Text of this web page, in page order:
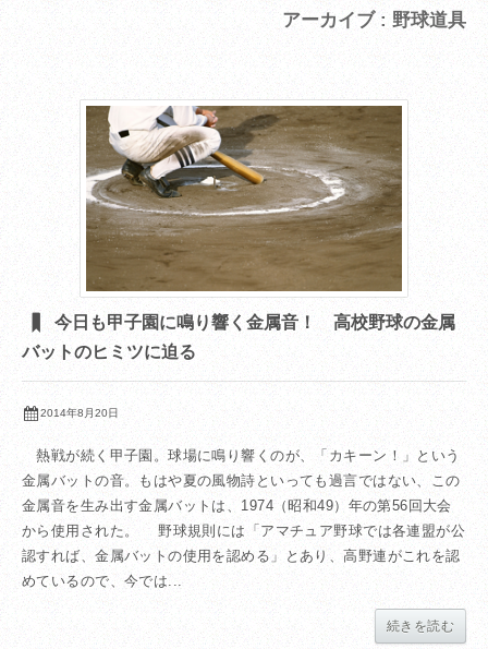
アーカイブ : 野球道具
今日も甲子園に鳴り響く金属音！ 高校野球の金属
バットのヒミツに迫る
2014年8月20日
熱戦が続く甲子園。球場に鳴り響くのが、「カキーン！」という
金属バットの音。もはや夏の風物詩といっても過言ではない、この
金属音を生み出す金属バットは、1974（昭和49）年の第56回大会
から使用された。 野球規則には「アマチュア野球では各連盟が公
認すれば、金属バットの使用を認める」とあり、高野連がこれを認
めているので、今では...
続きを読む